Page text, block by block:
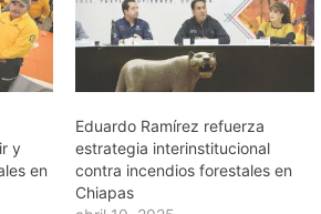
y
en
Eduardo Ramírez refuerza
estrategia interinstitucional
contra incendios forestales en
Chiapas